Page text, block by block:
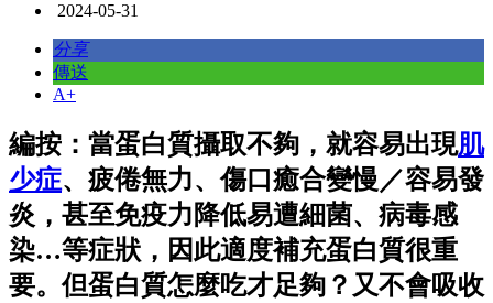
2024-05-31
分享
傳送
A+
編按：當蛋白質攝取不夠，就容易出現肌
少症、疲倦無力、傷口癒合變慢／容易發
炎，甚至免疫力降低易遭細菌、病毒感
染…等症狀，因此適度補充蛋白質很重
要。但蛋白質怎麼吃才足夠？又不會吸收